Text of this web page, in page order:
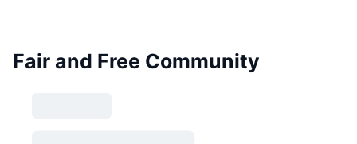
Fair and Free Community